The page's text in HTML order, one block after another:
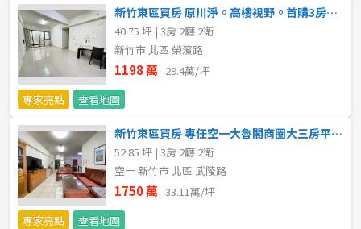
苗栗縣
台中市
彰化縣
南投縣
雲林縣
嘉義市
農舍 辦公 店面
廠辦 倉庫 土地
坪數
不拘
20~30 坪
新竹東區買房 原川淨。高樓視野。首購3房平車
40.75 坪 | 3房 2廳 2衛
新竹市 北區 榮濱路
1198 萬 29.4萬/坪
專家亮點
查看地圖
新竹東區買房 專任空一大魯閣商圈大三房平車鳥語花香樹海戶
52.85 坪 | 3房 2廳 2衛
空一 新竹市 北區 武陵路
1750 萬 33.11萬/坪
專家亮點
查看地圖